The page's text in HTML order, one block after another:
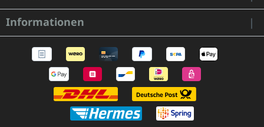
Informationen